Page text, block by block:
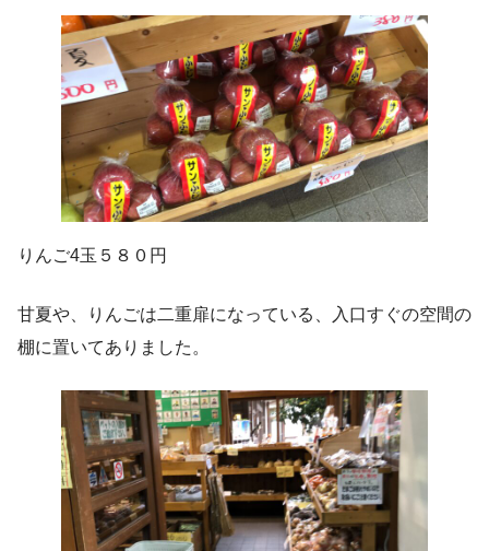
りんご4玉５８０円
甘夏や、りんごは二重扉になっている、入口すぐの空間の
棚に置いてありました。